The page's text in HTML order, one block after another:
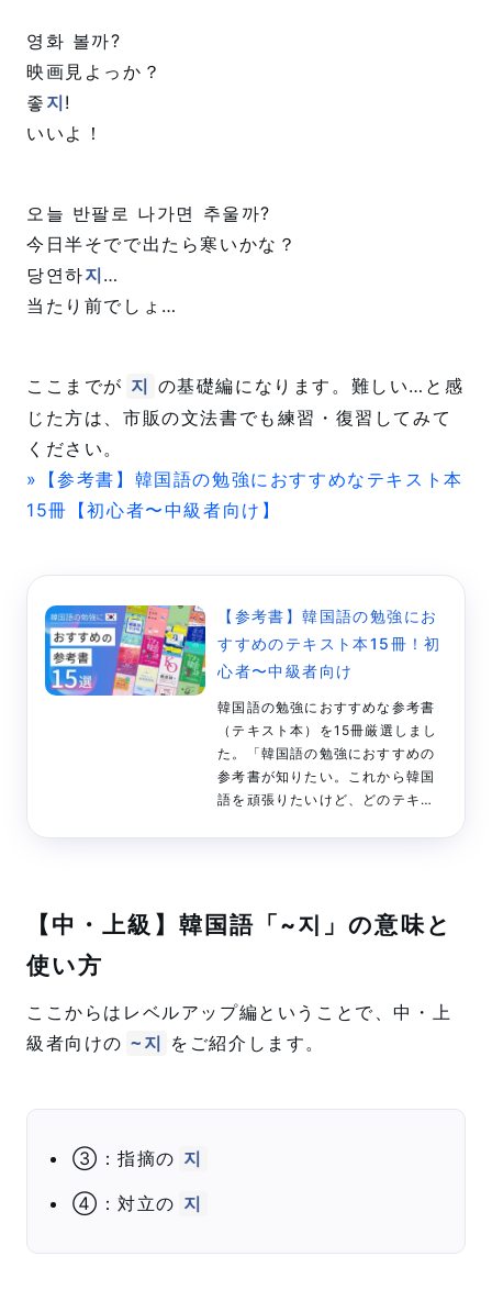
영화 볼까?
映画見よっか？
좋 지 !
いいよ！
오늘 반팔로 나가면 추울까?
今日半そでで出たら寒いかな？
당연하지 …
当たり前でしょ…
ここまでが 지 の基礎編になります。難しい…と感
じた方は、市販の文法書でも練習・復習してみて
ください。
»【参考書】韓国語の勉強におすすめなテキスト本
15冊【初心者〜中級者向け】
【参考書】韓国語の勉強にお
すすめのテキスト本15冊！初
心者〜中級者向け
韓国語の勉強におすすめな参考書
（テキスト本）を15冊厳選しまし
た。「韓国語の勉強におすすめの
参考書が知りたい。これから韓国
語を頑張りたいけど、どのテキス
問に答えます。ハングル暗記から
文法、単語、会話までそれぞれに
【中・上級】韓国語「~지」の意味と
使い方
ここからはレベルアップ編ということで、中・上
級者向けの ~지 をご紹介します。
③：指摘の 지
④：対立の 지